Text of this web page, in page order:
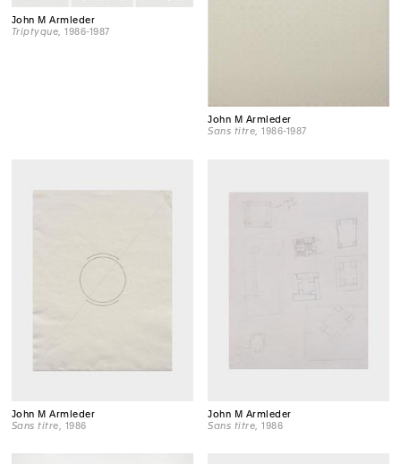
John M Armleder
Triptyque , 1986-1987
John M Armleder
Sans titre, 1986-1987
John M Armleder
Sans titre , 1986
John M Armleder
Sans titre , 1986